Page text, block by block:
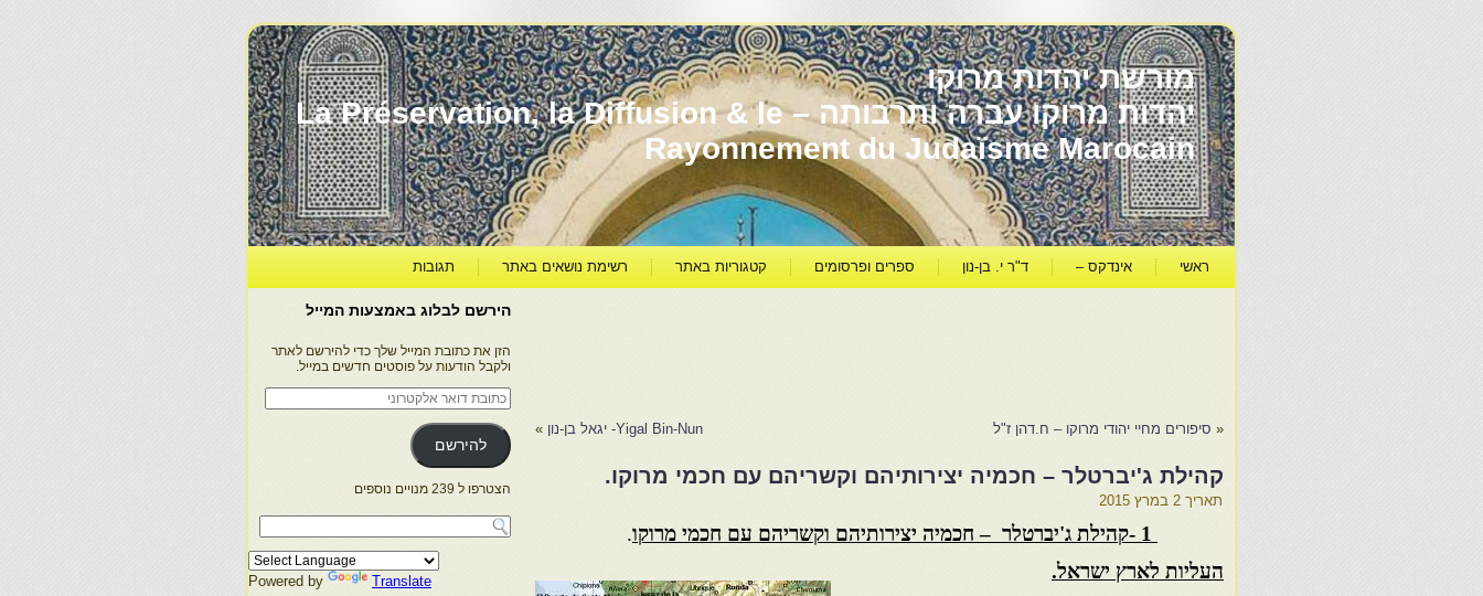
מורשת יהדות מרוקו
יהדות מרוקו עברה ותרבותה – La Préservation, la Diffusion & le
Rayonnement du Judaïsme Marocain
ראשי אינדקס – ד"ר י. בן-נון ספרים ופרסומים קטגוריות באתר רשימת נושאים באתר תגובות
« סיפורים מחיי יהודי מרוקו – ח.דהן ז"ל Yigal Bin-Nun- יגאל בן-נון »
קהילת ג'יברטלר – חכמיה יצירותיהם וקשריהם עם חכמי מרוקו.
תאריך 2 במרץ 2015
.
העליות לארץ ישראל.
הירשם לבלוג באמצעות המייל
הזן את כתובת המייל שלך כדי להירשם לאתר
ולקבל הודעות על פוסטים חדשים במייל.
כתובת
דואר
אלקטרוני
להירשם
הצטרפו ל 239 מנויים נוספים
Powered by Translate